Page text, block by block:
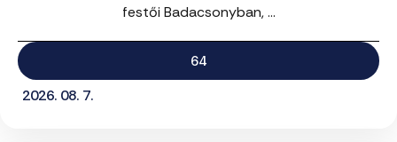
festői Badacsonyban, ...
64
2026. 08. 7.